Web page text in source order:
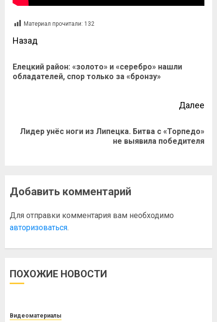
Материал прочитали: 132
Назад
Елецкий район: «золото» и «серебро» нашли
обладателей, спор только за «бронзу»
Далее
Лидер унёс ноги из Липецка. Битва с «Торпедо»
не выявила победителя
Добавить комментарий
Для отправки комментария вам необходимо
авторизоваться.
ПОХОЖИЕ НОВОСТИ
Видеоматериалы